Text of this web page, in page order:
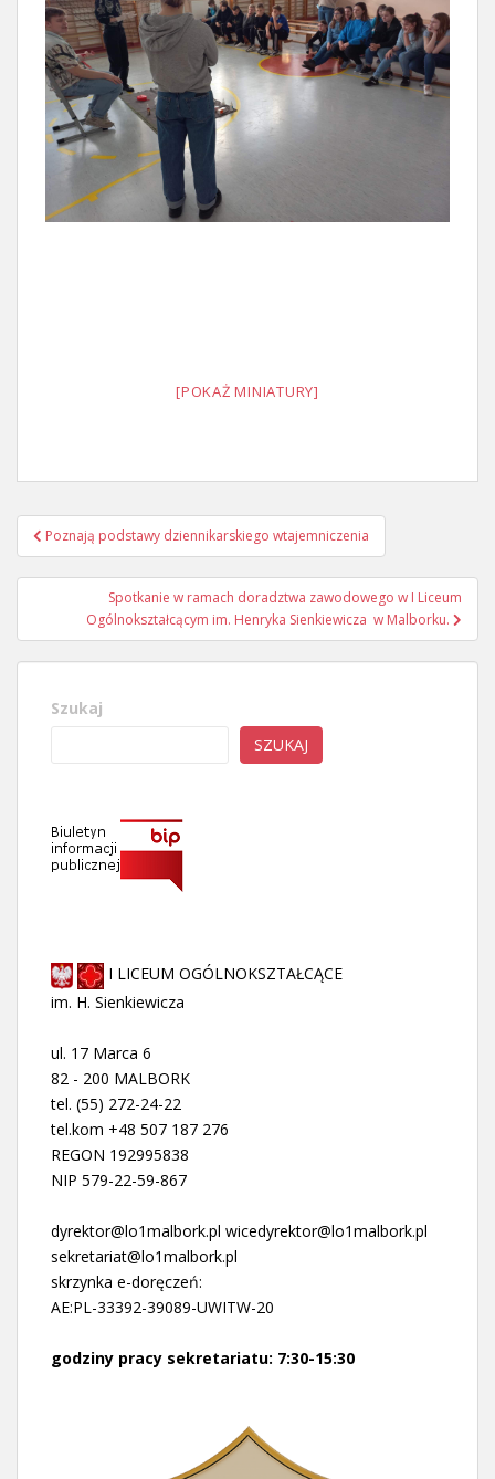
[POKAŻ MINIATURY]
Nawigacja
wpisu
Poznają podstawy dziennikarskiego wtajemniczenia
Spotkanie w ramach doradztwa zawodowego w I Liceum
Ogólnokształcącym im. Henryka Sienkiewicza w Malborku.
Szukaj
SZUKAJ
I LICEUM OGÓLNOKSZTAŁCĄCE
im. H. Sienkiewicza
ul. 17 Marca 6
82 - 200 MALBORK
tel. (55) 272-24-22
tel.kom +48 507 187 276
REGON 192995838
NIP 579-22-59-867
dyrektor@lo1malbork.pl wicedyrektor@lo1malbork.pl
sekretariat@lo1malbork.pl
skrzynka e-doręczeń:
AE:PL-33392-39089-UWITW-20
godziny pracy sekretariatu: 7:30-15:30